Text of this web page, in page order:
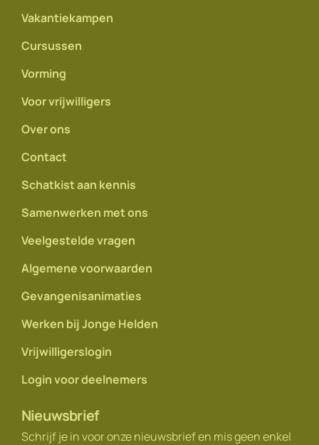
Vakantiekampen
Cursussen
Vorming
Voor vrijwilligers
Over ons
Contact
Schatkist aan kennis
Samenwerken met ons
Veelgestelde vragen
Algemene voorwaarden
Gevangenisanimaties
Werken bij Jonge Helden
Vrijwilligerslogin
Login voor deelnemers
Nieuwsbrief
Schrijf je in voor onze nieuwsbrief en mis geen enkel